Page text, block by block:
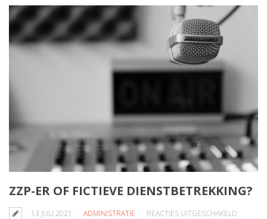
ZZP-ER OF FICTIEVE DIENSTBETREKKING?
13 JULI 2021 ADMINISTRATIE REACTIES UITGESCHAKELD